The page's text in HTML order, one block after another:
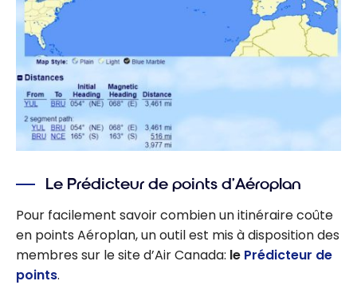
Le Prédicteur de points d’Aéroplan
Pour facilement savoir combien un itinéraire coûte
en points Aéroplan, un outil est mis à disposition des
membres sur le site d’Air Canada: le Prédicteur de
points.